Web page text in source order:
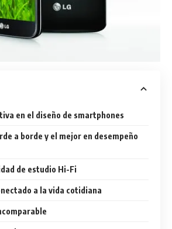
en el diseño de smartphones
a borde y el mejor en desempeño
de estudio Hi-Fi
a la vida cotidiana